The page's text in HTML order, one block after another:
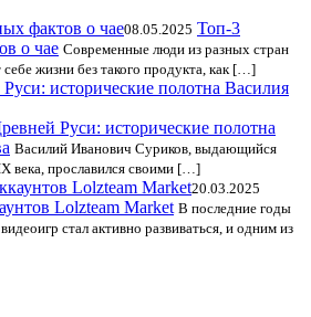
08.05.2025 Топ-3
о чае Современные люди из разных стран
жизни без такого продукта, как […]
Руси: исторические полотна
Василий Иванович Суриков, выдающийся
века, прославился своими […]
20.03.2025
Lolzteam Market В последние годы
стал активно развиваться, и одним из